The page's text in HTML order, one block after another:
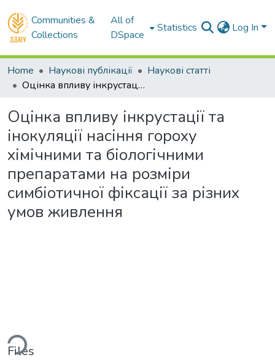
Communities &
Collections
All of
DSpace
Statistics Log In
Home Наукові публікації
Наукові статті
Оцінка впливу інкрустації та інокуляції насіння гороху хімічними та біологічними препаратами на розміри симбіотичної фіксації за різних умов живлення
Оцінка впливу інкрустації та
інокуляції насіння гороху
хімічними та біологічними
препаратами на розміри
симбіотичної фіксації за різних
умов живлення
Loading...
Files